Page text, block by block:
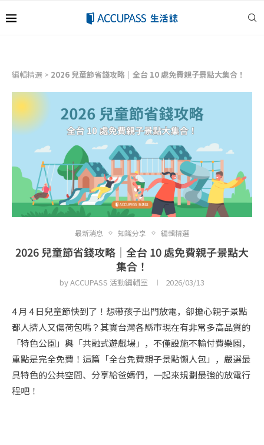
編輯精選 > 2026 兒童節省錢攻略｜全台 10 處免費親子景點大集合！
最新消息 知識分享 編輯精選
2026 兒童節省錢攻略｜全台 10 處免費親子景點大
集合！
byACCUPASS 活動編輯室 2026/03/13
4 月 4 日兒童節快到了！想帶孩子出門放電，卻擔心親子景點
都人擠人又傷荷包嗎？其實台灣各縣市現在有非常多高品質的
「特色公園」與「共融式遊戲場」，不僅設施不輸付費樂園，
重點是完全免費！這篇「全台免費親子景點懶人包」，嚴選最
具特色的公共空間、分享給爸媽們，一起來規劃最強的放電行
程吧！